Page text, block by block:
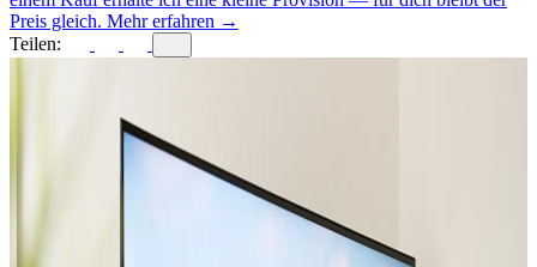
Preis gleich. Mehr erfahren →
Teilen: